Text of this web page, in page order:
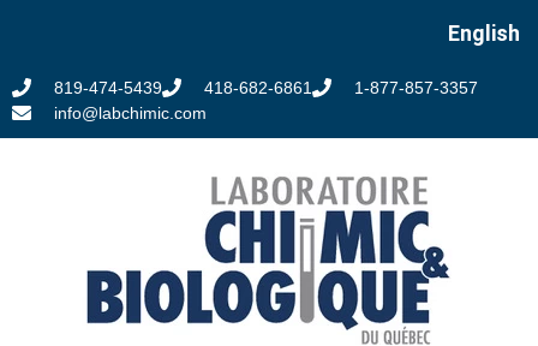
819-474-5439 418-682-6861
1-877-857-3357
info@labchimic.com
English